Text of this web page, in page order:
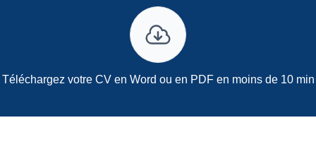
Téléchargez votre CV en Word ou en PDF en moins de 10 min